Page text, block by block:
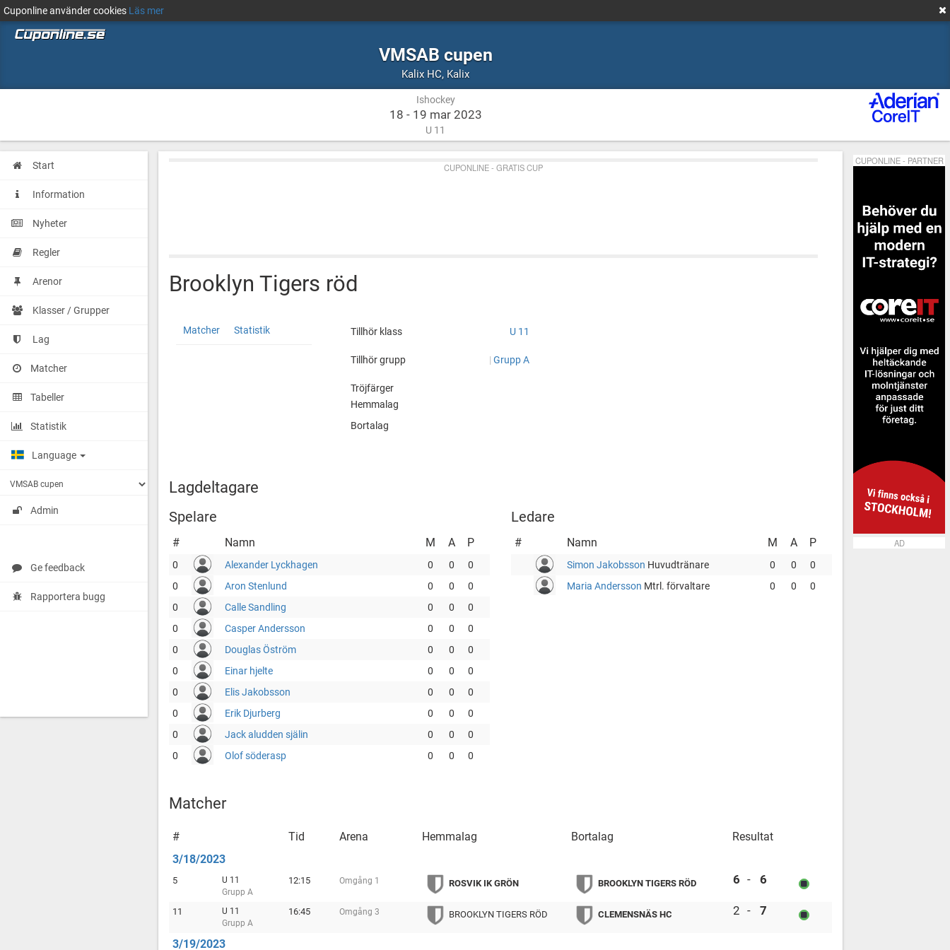
Cuponline använder cookies Läs mer
VMSAB cupen
Kalix HC, Ishockey
KalixKalix
Ishockey
18 - 19 mar 2023
U 11
Start
Information
Nyheter
Regler
Arenor
Klasser / Grupper
Lag
Matcher
Tabeller
Statistik
Language
Admin
Ge feedback
Rapportera bugg
CUPONLINE - GRATIS CUP
Brooklyn Tigers röd
Tigers
cupid=36667&id=159133
Matcher Statistik Tillhör klass U 11
Tillhör grupp | Grupp A
Tröjfärger
Hemmalag
Bortalag
Lagdeltagare
Spelare
# Namn M A P
0 Alexander Lyckhagen 0 0
0
0
Aron Stenlund 0 0
0
0
Calle Sandling 0 0
0
0
Casper Andersson 0 0
0
0
Douglas Öström 0 0
0
0
Einar hjelte 0 0
0
0
Elis Jakobsson 0 0
0
0
Erik Djurberg 0 0
0
0
Jack aludden själin 0 0
0
0
Olof söderasp 0 0 0
Ledare
# Namn M A P
Simon Jakobsson Huvudtränare 0 0
0
Maria Andersson Mtrl. förvaltare 0 0 0
Matcher
# Tid Arena Hemmalag Bortalag
Resultat
3/18/2023
5
U 11
Grupp A
12:15 Omgång 1 ROSVIK IK GRÖN BROOKLYN TIGERS RÖD Rosvik IK grön vs Brooklyn Tigers röd
6 - 6
11
U 11
Grupp A
16:45 Omgång 3 BROOKLYN TIGERS RÖD CLEMENSNÄS HC Brooklyn Tigers röd vs Clemensnäs HC
2 - 7
3/19/2023
CUPONLINE - PARTNER
AD